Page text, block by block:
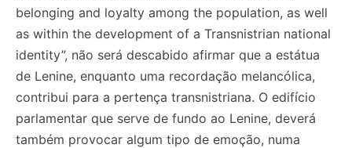
belonging and loyalty among the population, as well
as within the development of a Transnistrian national
identity”, não será descabido afirmar que a estátua
de Lenine, enquanto uma recordação melancólica,
contribui para a pertença transnistriana. O edifício
parlamentar que serve de fundo ao Lenine, deverá
também provocar algum tipo de emoção, numa